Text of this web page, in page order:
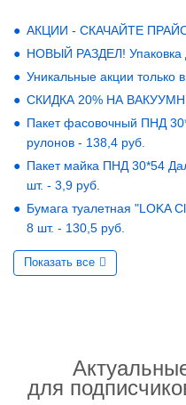
АКЦИИ - СКАЧАЙТЕ
НОВЫЙ РАЗДЕЛ! Упаковка
Уникальные акции только
СКИДКА 20% НА
Пакет фасовочный ПНД
рулонов - 138,4 руб.
Пакет майка ПНД 30*54
шт. - 3,9 руб.
Бумага туалетная "LOKA
8 шт. - 130,5 руб.
Показать все
для